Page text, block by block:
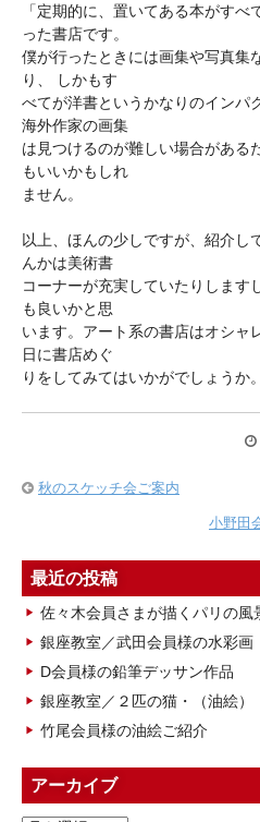
「定期的に、置いてある本がす
った書店です。
僕が行ったときには画集や写真集
り、 しかもす
べてが洋書というかなりのインパ
海外作家の画集
は見つけるのが難しい場合がある
もいいかもしれ
ません。
以上、ほんの少しですが、紹介し
んかは美術書
コーナーが充実していたりします
も良いかと思
います。アート系の書店はオシャ
日に書店めぐ
りをしてみてはいかがでしょうか。
秋のスケッチ会ご案内
小野田
最近の投稿
佐々木会員さまが描くパリの風
銀座教室／武田会員様の水彩画
D会員様の鉛筆デッサン作品
銀座教室／２匹の猫・（油絵）
竹尾会員様の油絵ご紹介
アーカイブ